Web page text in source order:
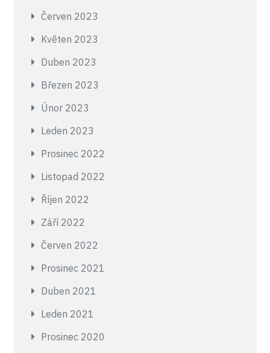
Červen 2023
Květen 2023
Duben 2023
Březen 2023
Únor 2023
Leden 2023
Prosinec 2022
Listopad 2022
Říjen 2022
Září 2022
Červen 2022
Prosinec 2021
Duben 2021
Leden 2021
Prosinec 2020